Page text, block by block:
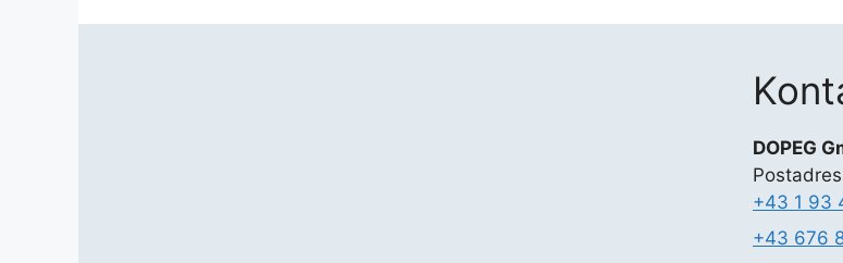
DOPEG
+43 1 93
+43 676